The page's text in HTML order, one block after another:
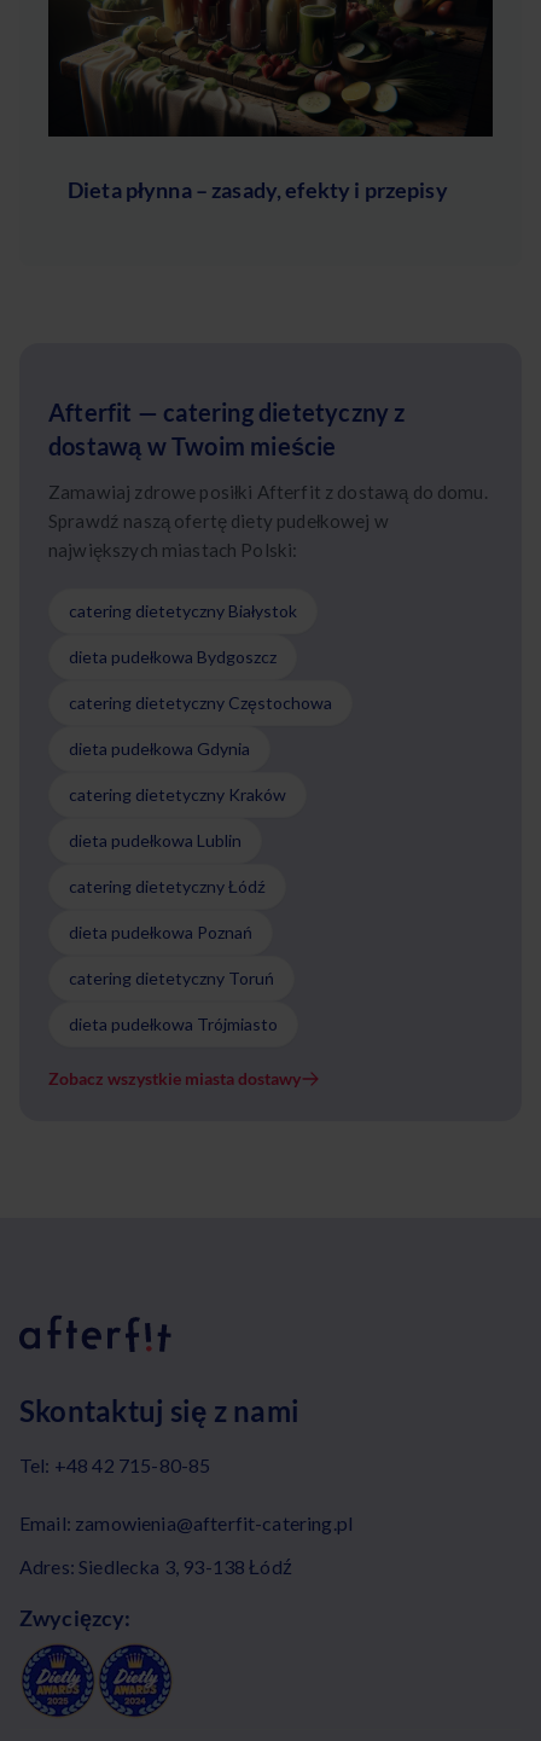
Dieta płynna – zasady, efekty i przepisy
Afterfit — catering dietetyczny z
dostawą w Twoim mieście
Zamawiaj zdrowe posiłki Afterfit z dostawą do domu.
Sprawdź naszą ofertę diety pudełkowej w
największych miastach Polski:
catering dietetyczny Białystok
dieta pudełkowa Bydgoszcz
catering dietetyczny Częstochowa
dieta pudełkowa Gdynia
catering dietetyczny Kraków
dieta pudełkowa Lublin
catering dietetyczny Łódź
dieta pudełkowa Poznań
catering dietetyczny Toruń
dieta pudełkowa Trójmiasto
Zobacz wszystkie miasta dostawy
Skontaktuj się z nami
Tel: +48 42 715-80-85
Email: zamowienia@afterfit-catering.pl
Adres: Siedlecka 3, 93-138 Łódź
Zwycięzcy: